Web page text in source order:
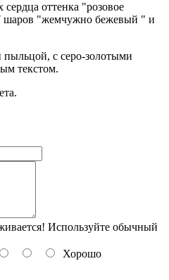
оттенка "розовое
шаров "жемчужно бежевый " и
с серо-золотыми
текстом.
Используйте обычный
Хорошо